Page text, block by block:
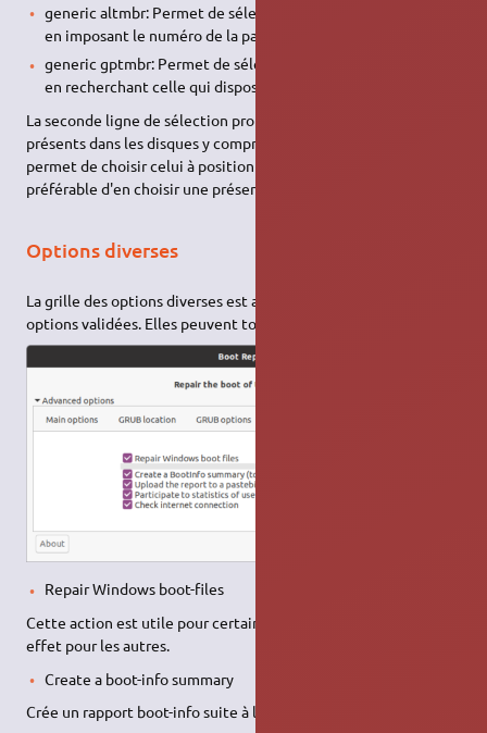
generic altmbr: Permet de sélectionner la partition de boot
en imposant le numéro de la partition au lieu du drapeau.
generic gptmbr: Permet de sélectionner la partition de boot
en recherchant celle qui dispose d'un drapeau de boot ESP.
La seconde ligne de sélection propose tous les logiciels
présents dans les disques y compris ceux connectés en
permet de choisir celui à positionner dans le MBR. Il est
préférable d'en choisir une présente dans le disque retenu.
Options diverses
La grille des options diverses est affichée avec toutes les
options validées. Elles peuvent toutes être invalidées.
Repair Windows boot-files
Cette action est utile pour certains systèmes Windows, et sans
effet pour les autres.
Create a boot-info summary
Crée un rapport boot-info suite à la réparation.